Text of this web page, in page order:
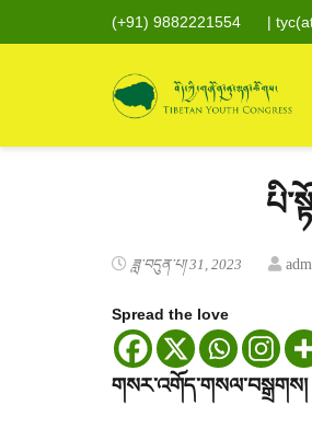
(+91) 9882221554 |
ཟླ་བདུན་པ། 31, 2023
Spread the love
གསར་འགོད་གསལ་བསྒྲགས།